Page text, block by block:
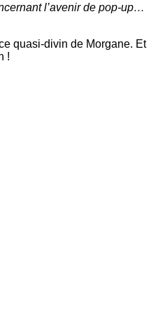
l’avenir de pop-up…
quasi-divin de Morgane. Et
!